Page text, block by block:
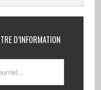
D’INFORMATION